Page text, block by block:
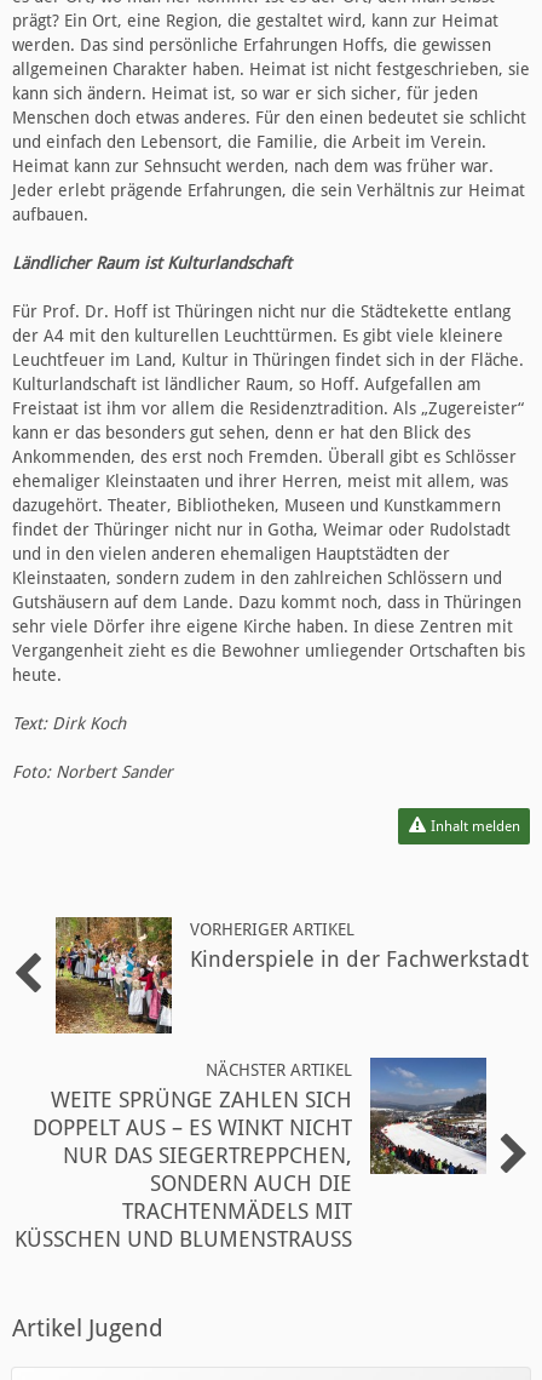
prägt? Ein Ort, eine Region, die gestaltet wird, kann zur Heimat
werden. Das sind persönliche Erfahrungen Hoffs, die gewissen
allgemeinen Charakter haben. Heimat ist nicht festgeschrieben, sie
kann sich ändern. Heimat ist, so war er sich sicher, für jeden
Menschen doch etwas anderes. Für den einen bedeutet sie schlicht
und einfach den Lebensort, die Familie, die Arbeit im Verein.
Heimat kann zur Sehnsucht werden, nach dem was früher war.
Jeder erlebt prägende Erfahrungen, die sein Verhältnis zur Heimat
aufbauen.
Ländlicher Raum ist Kulturlandschaft
Für Prof. Dr. Hoff ist Thüringen nicht nur die Städtekette entlang
der A4 mit den kulturellen Leuchttürmen. Es gibt viele kleinere
Leuchtfeuer im Land, Kultur in Thüringen findet sich in der Fläche.
Kulturlandschaft ist ländlicher Raum, so Hoff. Aufgefallen am
Freistaat ist ihm vor allem die Residenztradition. Als „Zugereister“
kann er das besonders gut sehen, denn er hat den Blick des
Ankommenden, des erst noch Fremden. Überall gibt es Schlösser
ehemaliger Kleinstaaten und ihrer Herren, meist mit allem, was
dazugehört. Theater, Bibliotheken, Museen und Kunstkammern
findet der Thüringer nicht nur in Gotha, Weimar oder Rudolstadt
und in den vielen anderen ehemaligen Hauptstädten der
Kleinstaaten, sondern zudem in den zahlreichen Schlössern und
Gutshäusern auf dem Lande. Dazu kommt noch, dass in Thüringen
sehr viele Dörfer ihre eigene Kirche haben. In diese Zentren mit
Vergangenheit zieht es die Bewohner umliegender Ortschaften bis
heute.
Text: Dirk Koch
Foto: Norbert Sander
Inhalt melden
VORHERIGER ARTIKEL
Kinderspiele in der Fachwerkstadt
NÄCHSTER ARTIKEL
WEITE SPRÜNGE ZAHLEN SICH
DOPPELT AUS – ES WINKT NICHT
NUR DAS SIEGERTREPPCHEN,
SONDERN AUCH DIE
TRACHTENMÄDELS MIT
KÜSSCHEN UND BLUMENSTRAUSS
Artikel Jugend